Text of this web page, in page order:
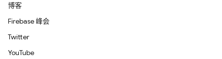
博客
Firebase 峰会
Twitter
YouTube